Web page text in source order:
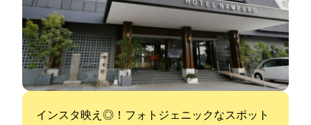
インスタ映え◎！フォトジェニックなスポット